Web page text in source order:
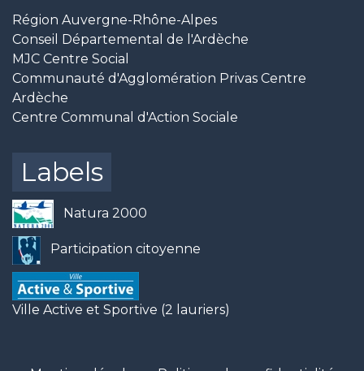
Région Auvergne-Rhône-Alpes
Conseil Départemental de l'Ardèche
MJC Centre Social
Communauté d'Agglomération Privas Centre
Ardèche
Centre Communal d'Action Sociale
Labels
Natura 2000
Participation citoyenne
Ville Active et Sportive (2 lauriers)